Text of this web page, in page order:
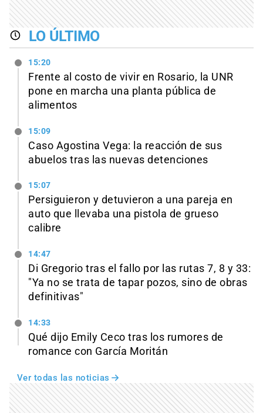
LO ÚLTIMO
15:20
Frente al costo de vivir en Rosario, la UNR
pone en marcha una planta pública de
alimentos
15:09
Caso Agostina Vega: la reacción de sus
abuelos tras las nuevas detenciones
15:07
Persiguieron y detuvieron a una pareja en
auto que llevaba una pistola de grueso
calibre
14:47
Di Gregorio tras el fallo por las rutas 7, 8 y 33:
"Ya no se trata de tapar pozos, sino de obras
definitivas"
14:33
Qué dijo Emily Ceco tras los rumores de
romance con García Moritán
Ver todas las noticias